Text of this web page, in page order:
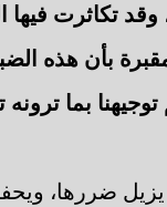
وقد تكاثرت
بأن هذه
بما ترونه
ضررها،